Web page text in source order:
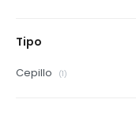
Tipo
Cepillo (1)